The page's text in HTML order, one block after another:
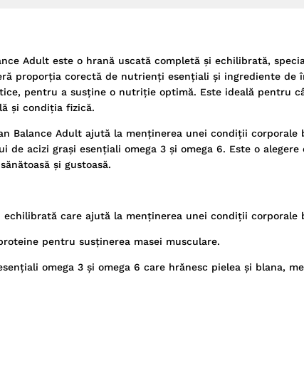
Adult este o hrană uscată completă și echilibrată,
proporția corectă de nutrienți esențiali și ingrediente de
pentru a susține o nutriție optimă. Este ideală pentru
și condiția fizică.
Balance Adult ajută la menținerea unei condiții
de acizi grași esențiali omega 3 și omega 6. Este o
și gustoasă.
care ajută la menținerea unei condiții corporale
pentru susținerea masei musculare.
omega 3 și omega 6 care hrănesc pielea și blana,